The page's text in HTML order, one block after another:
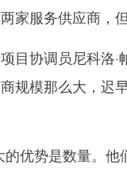
家服务供应商，
协调员尼科洛·
规模那么大，迟
优势是数量。他